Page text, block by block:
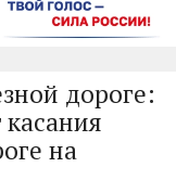
дороге:
на